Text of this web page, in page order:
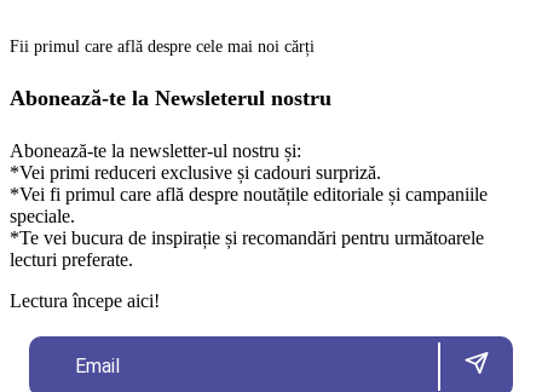
Fii primul care află despre cele mai noi cărți
Abonează-te la Newsleterul nostru
Abonează-te la newsletter-ul nostru și:
*Vei primi reduceri exclusive și cadouri surpriză.
*Vei fi primul care află despre noutățile editoriale și campaniile
speciale.
*Te vei bucura de inspirație și recomandări pentru următoarele
lecturi preferate.
Lectura începe aici!